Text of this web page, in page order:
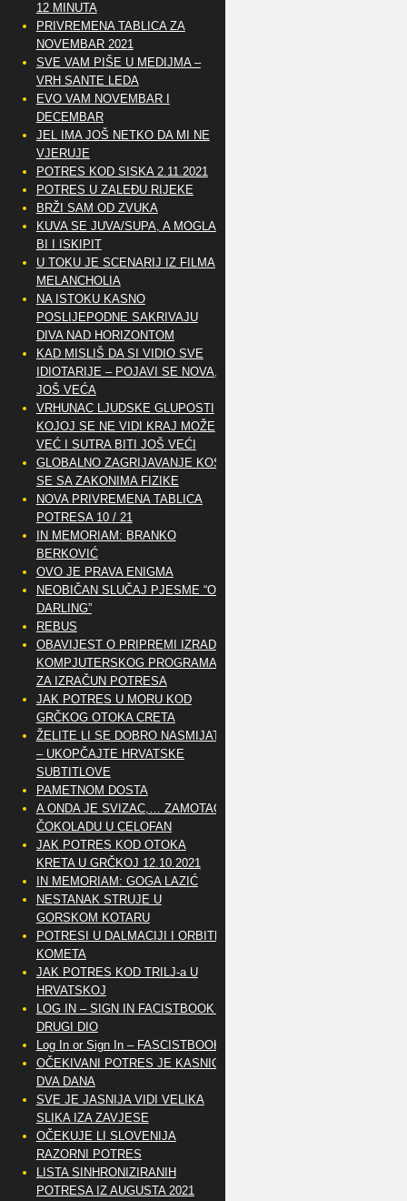
12 MINUTA
PRIVREMENA TABLICA ZA
NOVEMBAR 2021
SVE VAM PIŠE U MEDIJMA –
VRH SANTE LEDA
EVO VAM NOVEMBAR I
DECEMBAR
JEL IMA JOŠ NETKO DA MI NE
VJERUJE
POTRES KOD SISKA 2.11.2021
POTRES U ZALEĐU RIJEKE
BRŽI SAM OD ZVUKA
KUVA SE JUVA/SUPA, A MOGLA
BI I ISKIPIT
U TOKU JE SCENARIJ IZ FILMA
MELANCHOLIA
NA ISTOKU KASNO
POSLIJEPODNE SAKRIVAJU
DIVA NAD HORIZONTOM
KAD MISLIŠ DA SI VIDIO SVE
IDIOTARIJE – POJAVI SE NOVA,..
JOŠ VEĆA
VRHUNAC LJUDSKE GLUPOSTI
KOJOJ SE NE VIDI KRAJ MOŽE
VEĆ I SUTRA BITI JOŠ VEĆI
GLOBALNO ZAGRIJAVANJE KOSI
SE SA ZAKONIMA FIZIKE
NOVA PRIVREMENA TABLICA
POTRESA 10 / 21
IN MEMORIAM: BRANKO
BERKOVIĆ
OVO JE PRAVA ENIGMA
NEOBIČAN SLUČAJ PJESME “OH
DARLING”
REBUS
OBAVIJEST O PRIPREMI IZRADE
KOMPJUTERSKOG PROGRAMA
ZA IZRAČUN POTRESA
JAK POTRES U MORU KOD
GRČKOG OTOKA CRETA
ŽELITE LI SE DOBRO NASMIJATI
– UKOPČAJTE HRVATSKE
SUBTITLOVE
PAMETNOM DOSTA
A ONDA JE SVIZAC,… ZAMOTAO
ČOKOLADU U CELOFAN
JAK POTRES KOD OTOKA
KRETA U GRČKOJ 12.10.2021
IN MEMORIAM: GOGA LAZIĆ
NESTANAK STRUJE U
GORSKOM KOTARU
POTRESI U DALMACIJI I ORBITE
KOMETA
JAK POTRES KOD TRILJ-a U
HRVATSKOJ
LOG IN – SIGN IN FACISTBOOK –
DRUGI DIO
Log In or Sign In – FASCISTBOOK
OČEKIVANI POTRES JE KASNIO
DVA DANA
SVE JE JASNIJA VIDI VELIKA
SLIKA IZA ZAVJESE
OČEKUJE LI SLOVENIJA
RAZORNI POTRES
LISTA SINHRONIZIRANIH
POTRESA IZ AUGUSTA 2021